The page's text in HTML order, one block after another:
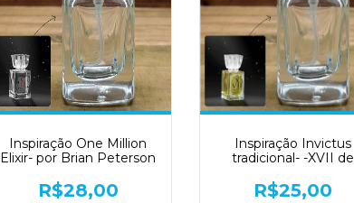
Inspiração One Million
Elixir- por Brian Peterson
R$28,00
Inspiração Invictus
tradicional- -XVII de
R$25,00